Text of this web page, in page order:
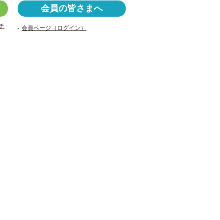
c
e
tt
er
er
n
会員の皆さまへ
会員ページ（ログイン）